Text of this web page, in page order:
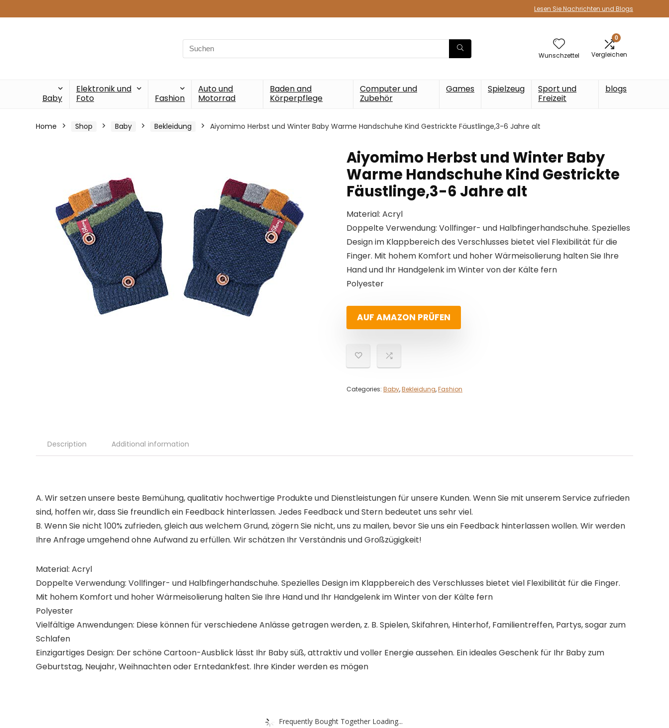
Lesen Sie Nachrichten und Blogs
Search
for:
Wunschzettel
0
Vergleichen
Baby
Elektronik und
Foto
Fashion
Auto und
Motorrad
Baden and
Körperpflege
Computer und
Zubehör
Games Spielzeug
Sport und
Freizeit
blogs
Home Shop Baby Bekleidung Aiyomimo Herbst und Winter Baby Warme Handschuhe Kind Gestrickte Fäustlinge,3-6 Jahre alt
Aiyomimo Herbst und Winter Baby
Warme Handschuhe Kind Gestrickte
Fäustlinge,3-6 Jahre alt
Material: Acryl
Doppelte Verwendung: Vollfinger- und Halbfingerhandschuhe. Spezielles
Design im Klappbereich des Verschlusses bietet viel Flexibilität für die
Finger. Mit hohem Komfort und hoher Wärmeisolierung halten Sie Ihre
Hand und Ihr Handgelenk im Winter von der Kälte fern
Polyester
AUF AMAZON PRÜFEN
Categories: Baby,Bekleidung,Fashion
Description Additional information
A. Wir setzen unsere beste Bemühung, qualitativ hochwertige Produkte und Dienstleistungen für unsere Kunden. Wenn Sie mit unserem Service zufrieden
sind, hoffen wir, dass Sie freundlich ein Feedback hinterlassen. Jedes Feedback und Stern bedeutet uns sehr viel.
B. Wenn Sie nicht 100% zufrieden, gleich aus welchem Grund, zögern Sie nicht, uns zu mailen, bevor Sie uns ein Feedback hinterlassen wollen. Wir werden
Ihre Anfrage umgehend ohne Aufwand zu erfüllen. Wir schätzen Ihr Verständnis und Großzügigkeit!
Material: Acryl
Doppelte Verwendung: Vollfinger- und Halbfingerhandschuhe. Spezielles Design im Klappbereich des Verschlusses bietet viel Flexibilität für die Finger.
Mit hohem Komfort und hoher Wärmeisolierung halten Sie Ihre Hand und Ihr Handgelenk im Winter von der Kälte fern
Polyester
Vielfältige Anwendungen: Diese können für verschiedene Anlässe getragen werden, z. B. Spielen, Skifahren, Hinterhof, Familientreffen, Partys, sogar zum
Schlafen
Einzigartiges Design: Der schöne Cartoon-Ausblick lässt Ihr Baby süß, attraktiv und voller Energie aussehen. Ein ideales Geschenk für Ihr Baby zum
Geburtstag, Neujahr, Weihnachten oder Erntedankfest. Ihre Kinder werden es mögen
Frequently Bought Together Loading...